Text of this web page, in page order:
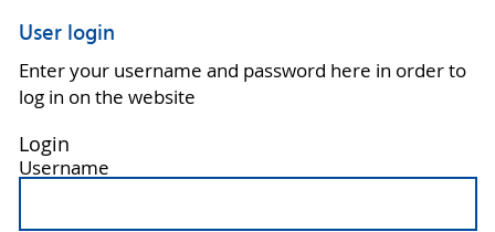
User login
Enter your username and password here in order to
log in on the website
Login
Username